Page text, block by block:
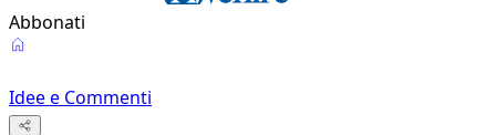
Abbonati
Idee e Commenti